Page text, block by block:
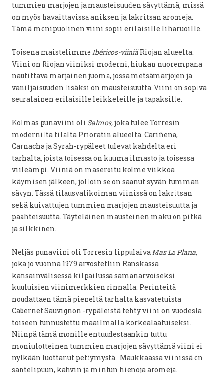
tummien marjojen ja mausteisuuden sävyttämä, missä
on myös havaittavissa aniksen ja lakritsan aromeja.
Tämä monipuolinen viini sopii erilaisille liharuoille.
Toisena maistelimme Ibéricos-viiniäRiojan alueelta.
Viini on Riojan viiniksi moderni, hiukan nuorempana
nautittava marjainen juoma, jossa metsämarjojen ja
vaniljaisuuden lisäksi on mausteisuutta. Viini on sopiva
seuralainen erilaisille leikkeleille ja tapaksille.
Kolmas punaviini oli Salmos,joka tulee Torresin
modernilta tilalta Prioratin alueelta. Cariñena,
Carnacha ja Syrah-rypäleet tulevat kahdelta eri
tarhalta, joista toisessa on kuuma ilmasto ja toisessa
viileämpi. Viiniä on maseroitu kolme viikkoa
käymisen jälkeen, jolloin se on saanut syvän tumman
sävyn. Tässä tilausvalikoiman viinissä on lakritsan
sekä kuivattujen tummien marjojen mausteisuutta ja
paahteisuutta. Täyteläinen mausteinen maku on pitkä
ja silkkinen.
Neljäs punaviini oli Torresin lippulaivaMas La Plana,
joka jo vuonna 1979 arvostettiin Ranskassa
kansainvälisessä kilpailussa samanarvoiseksi
kuuluisien viinimerkkien rinnalla. Perinteitä
noudattaen tämä pieneltä tarhalta kasvatetuista
Cabernet Sauvignon -rypäleistä tehty viini on vuodesta
toiseen tunnustettu maailmalla korkealaatuiseksi.
Niinpä tämä monille entuudestaankin tuttu
moniulotteinen tummien marjojen sävyttämä viini ei
nytkään tuottanut pettymystä. Maukkaassa viinissä on
santelipuun, kahvin ja mintun hienoja aromeja.